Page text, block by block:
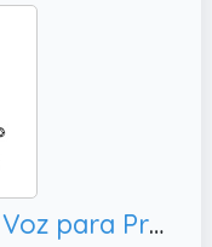
SHIDU Amplificador de Voz para Profesores, Instructores de Fitness